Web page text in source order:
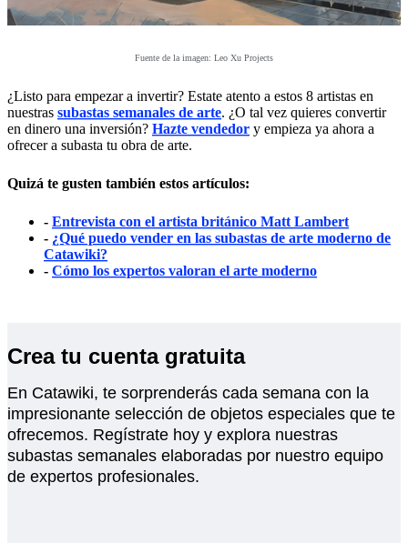
Fuente de la imagen: Leo Xu Projects
¿Listo para empezar a invertir? Estate atento a estos 8 artistas en
nuestras subastas semanales de arte. ¿O tal vez quieres convertir
en dinero una inversión? Hazte vendedor y empieza ya ahora a
ofrecer a subasta tu obra de arte.
Quizá te gusten también estos artículos:
- Entrevista con el artista británico Matt Lambert
- ¿Qué puedo vender en las subastas de arte moderno de
Catawiki?
- Cómo los expertos valoran el arte moderno
Crea tu cuenta gratuita
En Catawiki, te sorprenderás cada semana con la
impresionante selección de objetos especiales que te
ofrecemos. Regístrate hoy y explora nuestras
subastas semanales elaboradas por nuestro equipo
de expertos profesionales.